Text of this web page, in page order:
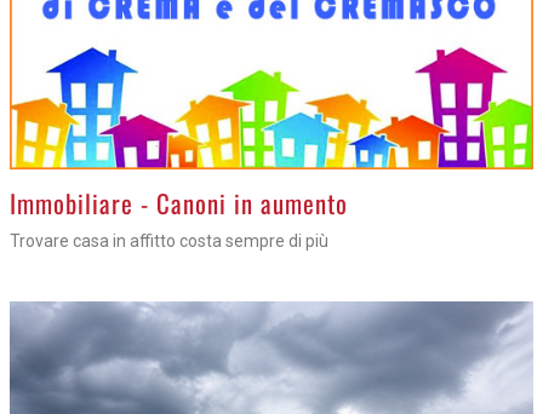
>Immobiliare - Canoni in aumento
Trovare casa in affitto costa sempre di più